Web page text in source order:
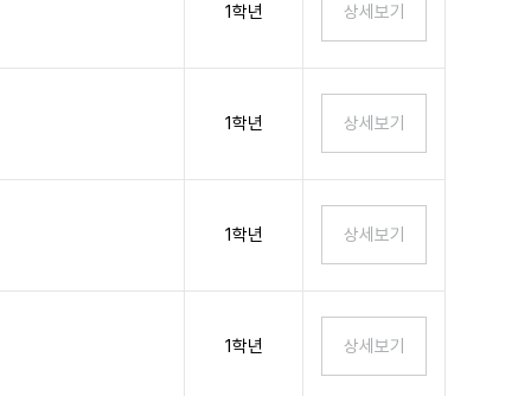
1학년
1학년
1학년
1학년